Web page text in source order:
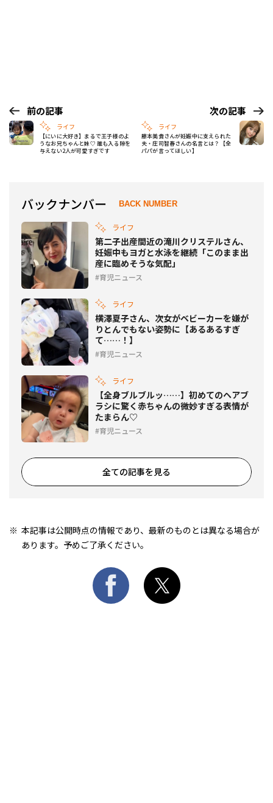
前の記事
ライフ
【にいに大好き】まるで王子様のよ
うなお兄ちゃんと妹♡ 誰も入る隙を
与えない2人が可愛すぎです
次の記事
ライフ
藤本美貴さんが妊娠中に支えられた
夫・庄司智春さんの名言とは？【全
パパが言ってほしい】
バックナンバー BACK NUMBER
ライフ
第二子出産間近の滝川クリステルさん、
妊娠中もヨガと水泳を継続「このまま出
産に臨めそうな気配」
育児ニュース
ライフ
横澤夏子さん、次女がベビーカーを嫌が
りとんでもない姿勢に【あるあるすぎ
て……！】
育児ニュース
ライフ
【全身ブルブルッ……】初めてのヘアブ
ラシに驚く赤ちゃんの微妙すぎる表情が
たまらん♡
育児ニュース
全ての記事を見る
本記事は公開時点の情報であり、最新のものとは異なる場合が
あります。予めご了承ください。